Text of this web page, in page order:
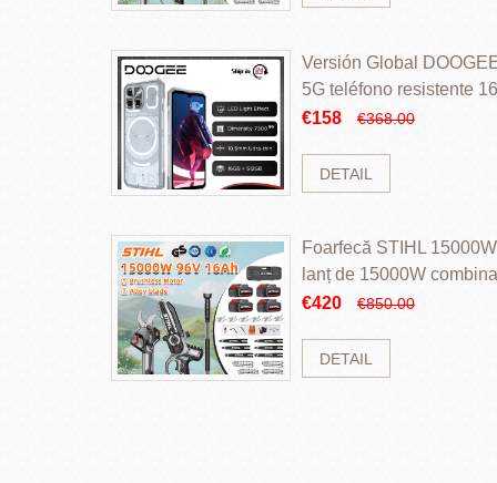
Versión Global
5G teléfono resistente
ROM Mediatek
€158 €368.00
DETAIL
Foarfecă STIHL
lanț de 15000W
perii și baterie cu li
€420 €850.00
DETAIL